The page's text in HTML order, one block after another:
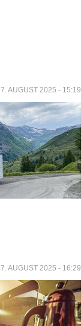
7. AUGUST 2025 - 15:19
7. AUGUST 2025 - 16:29